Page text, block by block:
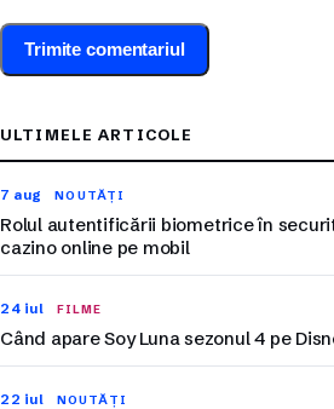
ULTIMELE ARTICOLE
7 aug NOUTĂȚI
Rolul autentificării biometrice în
cazino online pe mobil
24 iul FILME
Când apare Soy Luna sezonul 4 pe
22 iul NOUTĂȚI